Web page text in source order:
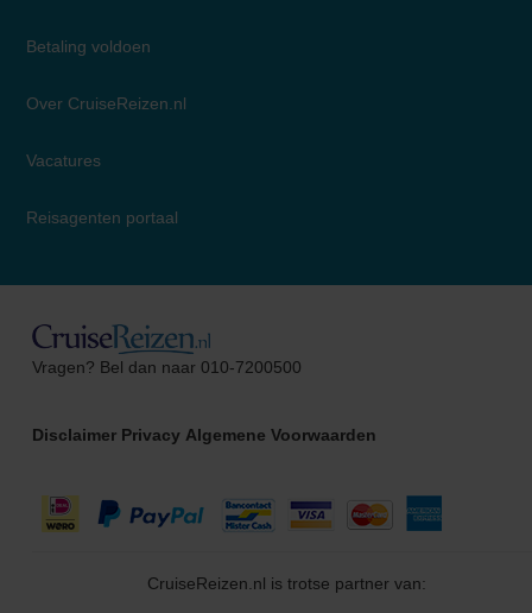
Betaling voldoen
Over CruiseReizen.nl
Vacatures
Reisagenten portaal
Cruise Specialist
Vragen? Bel dan naar 010-7200500
Disclaimer Privacy Algemene Voorwaarden
CruiseReizen.nl is trotse partner van: